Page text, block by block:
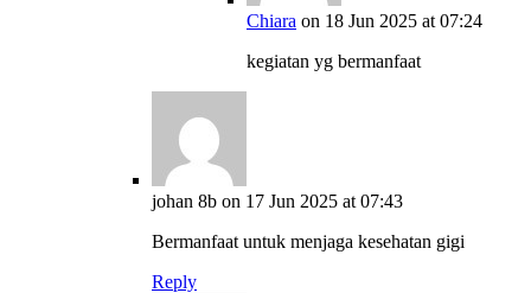
Chiara on 18 Jun 2025 at 07:24
kegiatan yg bermanfaat
johan 8b on 17 Jun 2025 at 07:43
Bermanfaat untuk menjaga kesehatan gigi
Reply